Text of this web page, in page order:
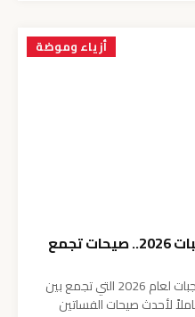
أزياء وموضة
أحدث موديلات جديدة للمحجبات 2026.. صيحات تجمع
اكتشفي أرقى موديلات جديدة للمحجبات لعام 2026 التي تجمع بين
لأحدث صيحات الفساتين